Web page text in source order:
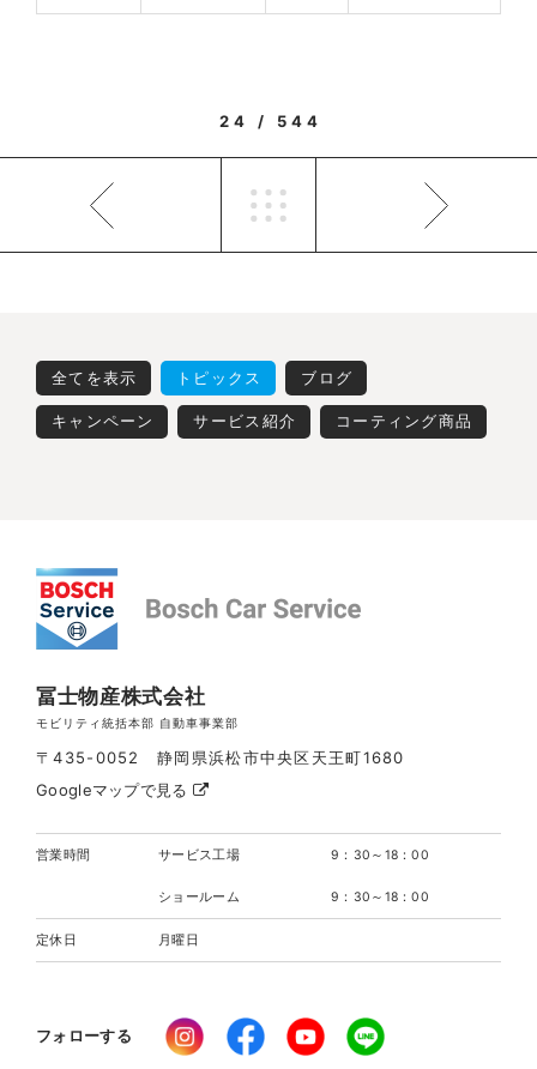
24 / 544
全てを表示 トピックス ブログ
キャンペーン サービス紹介 コーティング商品
冨士物産株式会社
モビリティ統括本部 自動車事業部
〒435-0052 静岡県浜松市中央区天王町1680
Googleマップで見る
営業時間 サービス工場 9：30～18：00
ショールーム 9：30～18：00
定休日 月曜日
フォローする